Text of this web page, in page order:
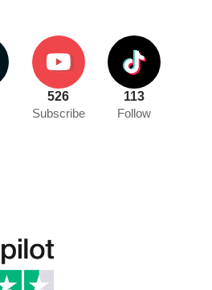
526
Subscribe
113
Follow